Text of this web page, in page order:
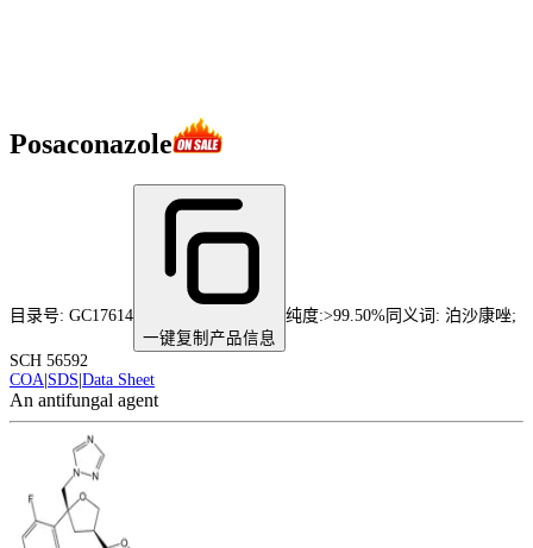
Posaconazole
目录号: GC17614
一键复制产品信息
纯度:>99.50% 同义词: 泊沙康唑;
SCH 56592
COA SDS Data Sheet
An antifungal agent